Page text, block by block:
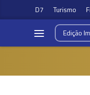
D7 Turismo
Edição